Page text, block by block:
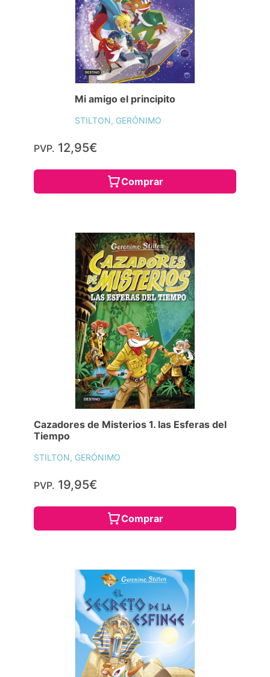
Mi amigo el principito
STILTON, GERÓNIMO
PVP. 12,95€
Comprar
Cazadores de Misterios 1. las Esferas del
Tiempo
STILTON, GERÓNIMO
PVP. 19,95€
Comprar